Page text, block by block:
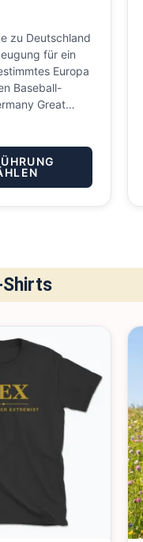
zu Deutschland
für ein
Europa
Baseball-
Great…
Shirts